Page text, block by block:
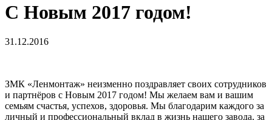
С Новым 2017 годом!
31.12.2016
ЗМК «Ленмонтаж» неизменно поздравляет своих сотрудников
и партнёров с Новым 2017 годом! Мы желаем вам и вашим
семьям счастья, успехов, здоровья. Мы благодарим каждого за
личный и профессиональный вклад в жизнь нашего завода, за